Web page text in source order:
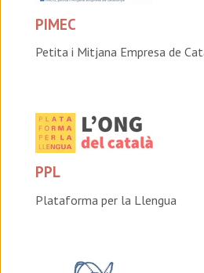
PIMEC
Petita i Mitjana Empresa de
PPL
Plataforma per la Llengua